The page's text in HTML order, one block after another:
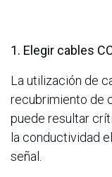
1. Elegir cables
La utilización de
recubrimiento de
puede resultar
la conductividad
señal.